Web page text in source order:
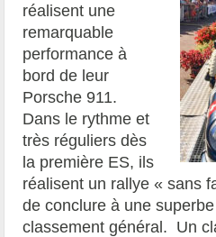
réalisent une
remarquable
performance à
bord de leur
Porsche 911.
Dans le rythme et
très réguliers dès
la première ES, ils
réalisent un rallye « sans
de conclure à une
classement général. Un